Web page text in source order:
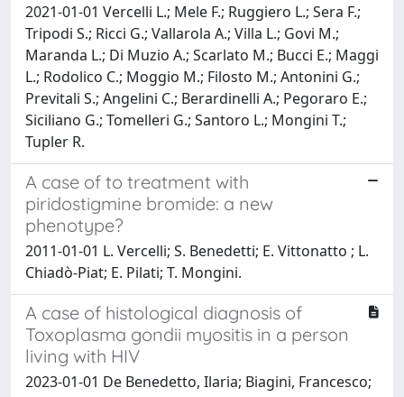
2021-01-01 Vercelli L.; Mele F.; Ruggiero L.; Sera F.;
Tripodi S.; Ricci G.; Vallarola A.; Villa L.; Govi M.;
Maranda L.; Di Muzio A.; Scarlato M.; Bucci E.; Maggi
L.; Rodolico C.; Moggio M.; Filosto M.; Antonini G.;
Previtali S.; Angelini C.; Berardinelli A.; Pegoraro E.;
Siciliano G.; Tomelleri G.; Santoro L.; Mongini T.;
Tupler R.
A case of to treatment with
piridostigmine bromide: a new
phenotype?
2011-01-01 L. Vercelli; S. Benedetti; E. Vittonatto ; L.
Chiadò-Piat; E. Pilati; T. Mongini.
A case of histological diagnosis of
Toxoplasma gondii myositis in a person
living with HIV
2023-01-01 De Benedetto, Ilaria; Biagini, Francesco;